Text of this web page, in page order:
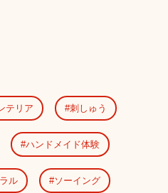
テリア 刺しゅう
ハンドメイド体験
ル ソーイング